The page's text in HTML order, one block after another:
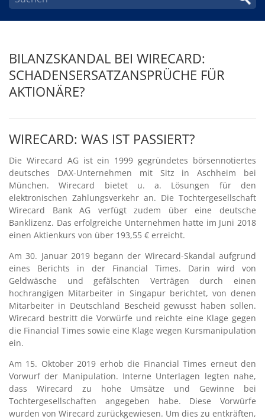
BILANZSKANDAL BEI WIRECARD:
SCHADENSERSATZANSPRÜCHE FÜR
AKTIONÄRE?
WIRECARD: WAS IST PASSIERT?
Die Wirecard AG ist ein 1999 gegründetes börsennotiertes
deutsches DAX-Unternehmen mit Sitz in Aschheim bei
München. Wirecard bietet u. a. Lösungen für den
elektronischen Zahlungsverkehr an. Die Tochtergesellschaft
Wirecard Bank AG verfügt zudem über eine deutsche
Banklizenz. Das erfolgreiche Unternehmen hatte im Juni 2018
einen Aktienkurs von über 193,55 € erreicht.
Am 30. Januar 2019 begann der Wirecard-Skandal aufgrund
eines Berichts in der Financial Times. Darin wird von
Geldwäsche und gefälschten Verträgen durch einen
hochrangigen Mitarbeiter in Singapur berichtet, von denen
Mitarbeiter in Deutschland Bescheid gewusst haben sollen.
Wirecard bestritt die Vorwürfe und reichte eine Klage gegen
die Financial Times sowie eine Klage wegen Kursmanipulation
ein.
Am 15. Oktober 2019 erhob die Financial Times erneut den
Vorwurf der Manipulation. Interne Unterlagen legten nahe,
dass Wirecard zu hohe Umsätze und Gewinne bei
Tochtergesellschaften angegeben habe. Diese Vorwürfe
wurden von Wirecard zurückgewiesen. Um dies zu entkräften,